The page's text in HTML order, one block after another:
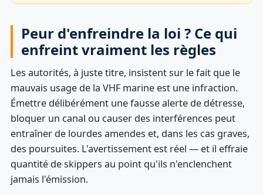
Peur d'enfreindre la loi ? Ce qui
enfreint vraiment les règles
Les autorités, à juste titre, insistent sur le fait que le
mauvais usage de la VHF marine est une infraction.
Émettre délibérément une fausse alerte de détresse,
bloquer un canal ou causer des interférences peut
entraîner de lourdes amendes et, dans les cas graves,
des poursuites. L'avertissement est réel — et il effraie
quantité de skippers au point qu'ils n'enclenchent
jamais l'émission.